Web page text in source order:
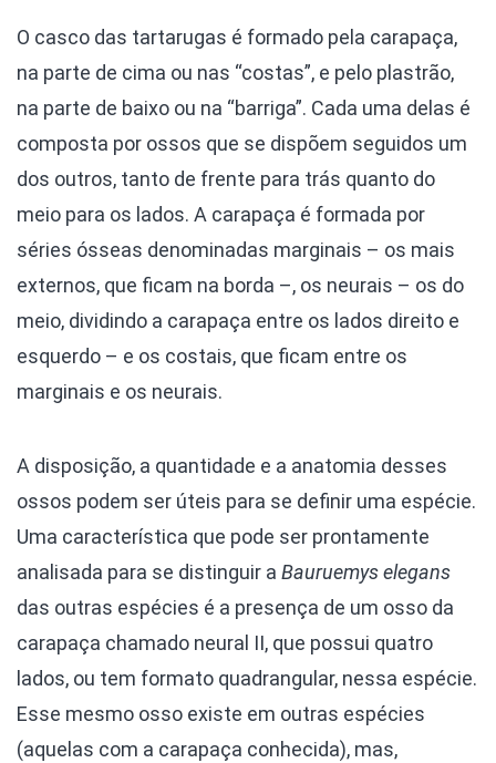
O casco das tartarugas é formado pela carapaça,
na parte de cima ou nas “costas”, e pelo plastrão,
na parte de baixo ou na “barriga”. Cada uma delas é
composta por ossos que se dispõem seguidos um
dos outros, tanto de frente para trás quanto do
meio para os lados. A carapaça é formada por
séries ósseas denominadas marginais – os mais
externos, que ficam na borda –, os neurais – os do
meio, dividindo a carapaça entre os lados direito e
esquerdo – e os costais, que ficam entre os
marginais e os neurais.
A disposição, a quantidade e a anatomia desses
ossos podem ser úteis para se definir uma espécie.
Uma característica que pode ser prontamente
analisada para se distinguir a Bauruemyselegans
das outras espécies é a presença de um osso da
carapaça chamado neural II, que possui quatro
lados, ou tem formato quadrangular, nessa espécie.
Esse mesmo osso existe em outras espécies
(aquelas com a carapaça conhecida), mas,